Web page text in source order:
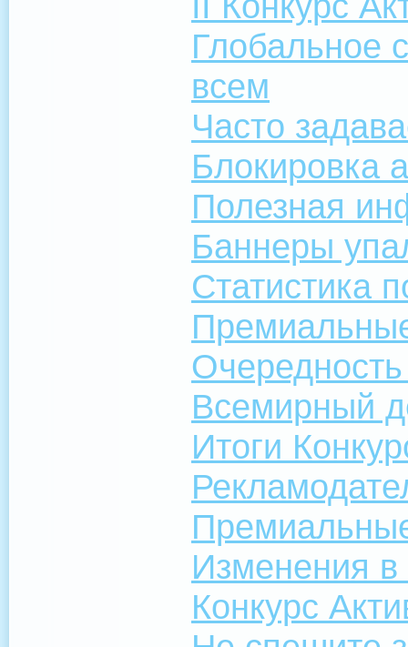
Глобальное
всем
Часто
Блокировка
Полезная
Баннеры
Статистика
Всемирный
Итоги
Изменения в
Конкурс